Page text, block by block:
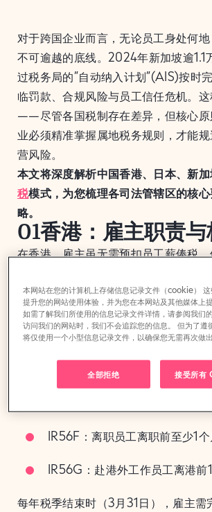
对于跨国企业而言，无论员工身处何
不可逾越的底线。2024年新加坡逾1.1
过税务局的”自动纳入计划”(AIS)按时
临罚款、合规风险与员工信任危机。
——尽管各国税制存在差异，但核心原
业必须精准掌握属地税务规则，才能
营风险。
本文将深度解析中国香港、日本、新
税模式，为您梳理各司法管辖区的核
略。
01香港：雇主职责
在香港，雇主虽无需预扣员工薪俸税
表格，包括年度雇主报税表（
入信息。
员工相关核心表格
IR56B：3月31日仍在职员工年
IR56F：离职员工离职前至少1
IR56G：赴港外工作员工离港前
每年税季结束时（3月31日），雇主
本网站在您的计算机上存储信息记录文件（cookie）
提升您的网站使用体验，并为您在本网站及其他媒体上
如需了解我们所使用的信息记录文件详情，请参阅我们
访问我们的网站时，我们不会追踪您的信息。 但为了遵
将仅使用一个小型信息记录文件，以确保您无需再次做出
全部拒绝 接受所有